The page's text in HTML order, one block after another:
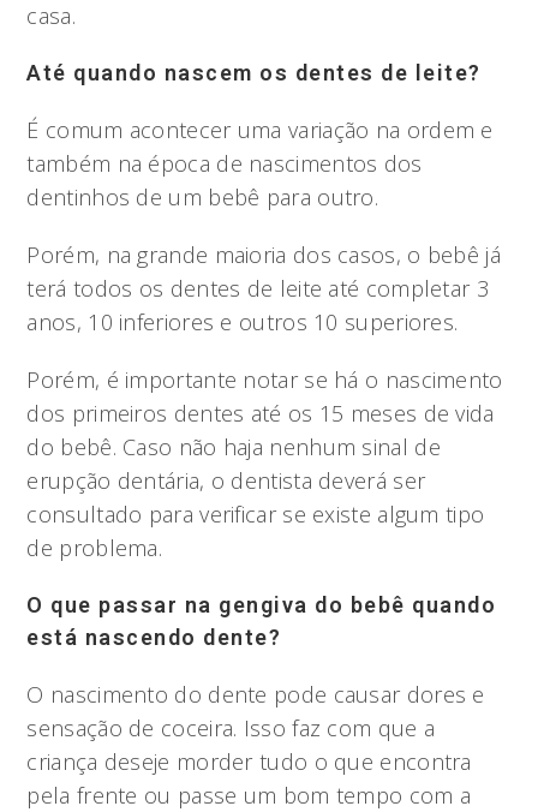
casa.
Até quando nascem os dentes de leite?
É comum acontecer uma variação na ordem e
também na época de nascimentos dos
dentinhos de um bebê para outro.
Porém, na grande maioria dos casos, o bebê já
terá todos os dentes de leite até completar 3
anos, 10 inferiores e outros 10 superiores.
Porém, é importante notar se há o nascimento
dos primeiros dentes até os 15 meses de vida
do bebê. Caso não haja nenhum sinal de
erupção dentária, o dentista deverá ser
consultado para verificar se existe algum tipo
de problema.
O que passar na gengiva do bebê quando
está nascendo dente?
O nascimento do dente pode causar dores e
sensação de coceira. Isso faz com que a
criança deseje morder tudo o que encontra
pela frente ou passe um bom tempo com a